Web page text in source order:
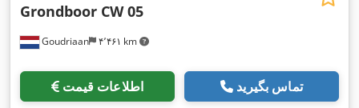
Goudriaan ۴٬۴۶۱ km
Grondboor CW 05
اطلاعات قیمت تماس بگیرید